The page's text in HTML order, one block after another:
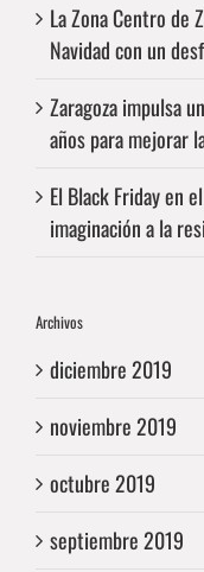
La Zona Centro de
Navidad con un
Zaragoza impulsa
años para mejorar
El Black Friday en
imaginación a la
Archivos
diciembre 2019
noviembre 2019
octubre 2019
septiembre 2019